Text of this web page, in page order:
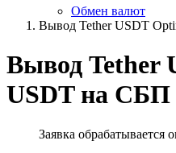
Обмен валют
Вывод Tether USDT
Вывод Tether
USDT на СБП
Заявка